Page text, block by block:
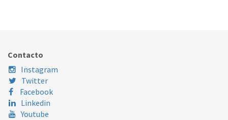
Contacto
Instagram
Twitter
Facebook
Linkedin
Youtube